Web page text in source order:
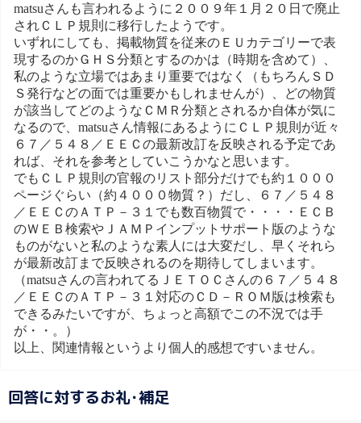
matsuさんも言われるように２００９年１月２０日で廃止
されＣＬＰ規則に移行したようです。
いずれにしても、掲載物質を従来のＥＵカテゴリーで表
現するのかＧＨＳ分類とするのかは（時期を含めて）、
私のような立場ではあまり重要ではなく（もちろんＳＤ
Ｓ発行などの面では重要かもしれませんが）、どの物質
が該当してどのようなＣＭＲ分類とされるか自体が気に
なるので、matsuさん情報にあるようにＣＬＰ規則が近々
６７／５４８／ＥＥＣの最新改訂を反映される予定であ
れば、それを参考としていこうかなと思います。
でもＣＬＰ規則の官報のリスト部分だけでも約１０００
ページぐらい（約４０００物質？）だし、６７／５４８
／ＥＥＣのＡＴＰ－３１でも数百物質で・・・・ＥＣＢ
のＷＥＢ検索やＪＡＭＰインプットサポート版のような
ものがないと私のような素人には大変だし、早くそれら
が最新改訂まで反映されるのを期待してしまいます。
（matsuさんの言われてるＪＥＴＯＣさんの６７／５４８
／ＥＥＣのＡＴＰ－３１対応のＣＤ－ＲＯＭ版は検索も
できるみたいですが、ちょっと高額でこの不況では手
が・・。）
以上、関連情報というより個人的感想ですいません。
回答に対するお礼･補足